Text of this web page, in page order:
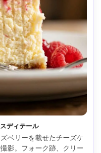
ディテール
ベリーを載せたチーズケ
影。フォーク跡、クリー